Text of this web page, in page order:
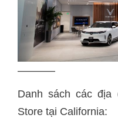
———–
Danh sách các địa
Store tại California: